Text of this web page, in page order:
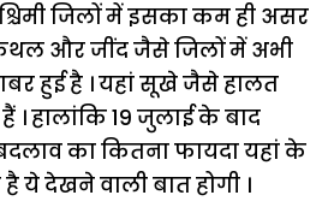
जिलों में इसका कम ही असर
और जींद जैसे जिलों में अभी
हुई है । यहां सूखे जैसे हालत
। हालांकि 19 जुलाई के बाद
का कितना फायदा यहां के
ये देखने वाली बात होगी ।